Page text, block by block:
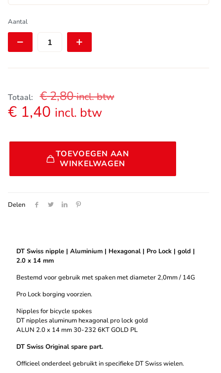
Aantal
DT
Swiss
nippel
|
|
2.0
x
14
Pro
Totaal: €2,80 incl. btw
€1,40 incl. btw
TOEVOEGEN AAN
WINKELWAGEN
Delen
DT Swiss nipple | Aluminium | Hexagonal | Pro Lock | gold |
2.0 x 14 mm
Bestemd voor gebruik met spaken met diameter 2,0mm / 14G
Pro Lock borging voorzien.
Nipples for bicycle spokes
DT nipples aluminum hexagonal pro lock gold
ALUN 2.0 x 14 mm 30-232 6KT GOLD PL
DT Swiss Original spare part.
Officieel onderdeel gebruikt in specifieke DT Swiss wielen.